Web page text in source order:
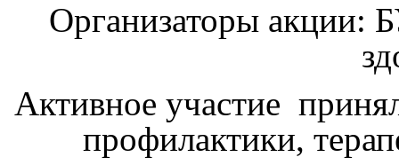
Организаторы
Активное участие
профилактики,